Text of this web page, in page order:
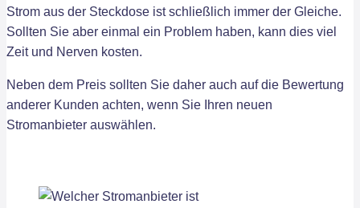
Strom aus der Steckdose ist schließlich immer der Gleiche.
Sollten Sie aber einmal ein Problem haben, kann dies viel
Zeit und Nerven kosten.
Neben dem Preis sollten Sie daher auch auf die Bewertung
anderer Kunden achten, wenn Sie Ihren neuen
Stromanbieter auswählen.